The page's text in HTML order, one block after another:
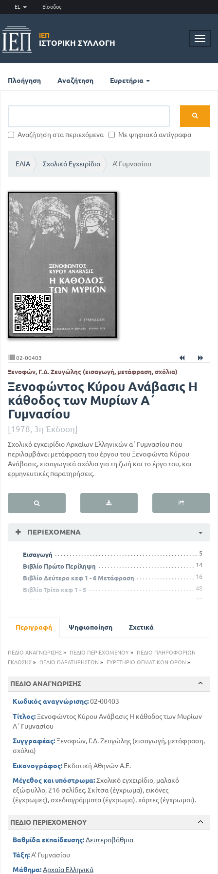
EL Είσοδος
ΙΕΠ
ΙΣΤΟΡΙΚΉ ΣΥΛΛΟΓΉ
Πλοήγηση Αναζήτηση Ευρετήρια
Αναζήτηση στα περιεχόμενα Με ψηφιακά αντίγραφα
ΕΛΙΑ Σχολικό Εγχειρίδιο Α' Γυμνασίου
02-00403
Ξενοφών, Γ.Δ. Ζευγώλης (εισαγωγή, μετάφραση, σχόλια)
Ξενοφώντος Κύρου Ανάβασις Η
κάθοδος των Μυρίων Α΄
Γυμνασίου
[1978, 3η Έκδοση]
Σχολικό εγχειρίδιο Αρχαίων Ελληνικών α΄ Γυμνασίου που
περιλαμβάνει μετάφραση του έργου του Ξενοφώντα Κύρου
Ανάβασις, εισαγωγικά σχόλια για τη ζωή και το έργο του, και
ερμηνευτικές παρατηρήσεις.
ΠΕΡΙΕΧΌΜΕΝΑ
Εισαγωγή
5
Βιβλίο Πρώτο Περίληψη
14
Βιβλίο Δεύτερο κεφ 1 - 6 Μετάφραση
16
Βιβλίο Τρίτο κεφ 1 - 5
48
Βιβλίο Τέταρτο κεφ 1 - 8
80
Βιβλίο έκτο κεφ 1 - 6
Κατάλογος Εικόνων , χαρτών και διαγραμμάτων
Περιγραφή Ψηφιοποίηση Σχετικά
ΠΕΔΙΟ ΑΝΑΓΝΩΡΙΣΗΣ » ΠΕΔΙΟ ΠΕΡΙΕΧΟΜΕΝΟΥ »
ΠΕΔΙΟ ΠΛΗΡΟΦΟΡΙΩΝ
ΕΚΔΟΣΗΣ » ΠΕΔΙΟ ΠΑΡΑΤΗΡΗΣΕΩΝ » ΕΥΡΕΤΗΡΙΟ ΘΕΜΑΤΙΚΩΝ ΟΡΩΝ »
ΠΕΔΙΟ ΑΝΑΓΝΩΡΙΣΗΣ
Κωδικός αναγνώρισης:02-00403
Τίτλος:Ξενοφώντος Κύρου Ανάβασις Η κάθοδος των Μυρίων
Α΄ Γυμνασίου
Συγγραφέας:Ξενοφών, Γ.Δ. Ζευγώλης (εισαγωγή, μετάφραση,
σχόλια)
Εικονογράφος: Εκδοτική Αθηνών Α.Ε.
Μέγεθος και υπόστρωμα:Σχολικό εγχειρίδιο, μαλακό
εξώφυλλο, 216 σελίδες. Σκίτσα (έγχρωμα), εικόνες
(έγχρωμες), σχεδιαγράμματα (έγχρωμα), χάρτες (έγχρωμοι).
ΠΕΔΙΟ ΠΕΡΙΕΧΟΜΕΝΟΥ
Βαθμίδα εκπαίδευσης:Δευτεροβάθμια
Τάξη:Α' Γυμνασίου
Μάθημα:Αρχαία Ελληνικά